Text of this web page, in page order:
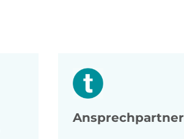
Ansprechpartner